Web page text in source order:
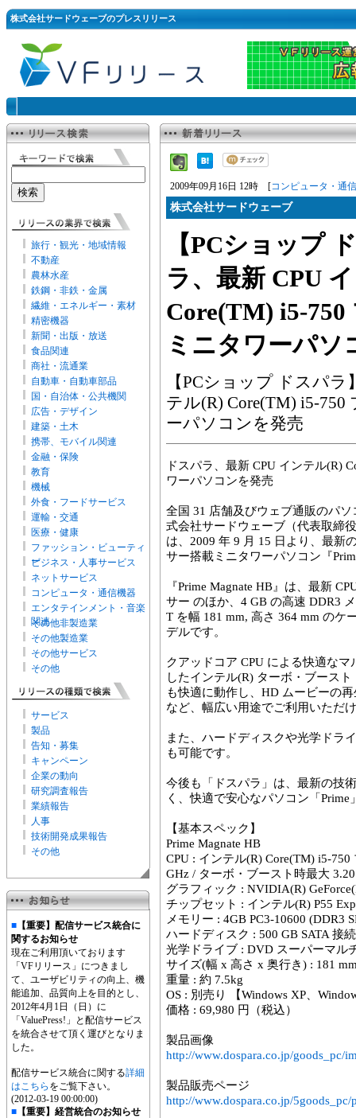
株式会社サードウェーブのプレスリリース
旅行・観光・地域情報
不動産
農林水産
鉄鋼・非鉄・金属
繊維・エネルギー・素材
精密機器
新聞・出版・放送
食品関連
商社・流通業
自動車・自動車部品
国・自治体・公共機関
広告・デザイン
建築・土木
携帯、モバイル関連
金融・保険
教育
機械
外食・フードサービス
運輸・交通
医療・健康
ファッション・ビューティ
ー
ビジネス・人事サービス
ネットサービス
コンピュータ・通信機器
エンタテインメント・音楽
関連
その他非製造業
その他製造業
その他サービス
その他
サービス
製品
告知・募集
キャンペーン
企業の動向
研究調査報告
業績報告
人事
技術開発成果報告
その他
■ 【重要】配信サービス統合に
関するお知らせ
現在ご利用頂いております
「VFリリース」につきまし
て、ユーザビリティの向上、機
能追加、品質向上を目的とし、
2012年4月1日（日）に
「ValuePress!」と配信サービス
を統合させて頂く運びとなりま
した。
配信サービス統合に関する詳細
はこちら をご覧下さい。
(2012-03-19 00:00:00)
■ 【重要】経営統合のお知らせ
2009年09月16日 12時 [コンピュータ・通
株式会社サードウェーブ
【PCショップ
ラ、最新 CPU
Core(TM) i5-
ミニタワーパソ
【PCショップ ドスパ
テル(R) Core(TM) i5-
ーパソコンを発売
ドスパラ、最新 CPU インテル(R)
ワーパソコンを発売
全国 31 店舗及びウェブ通販のパ
式会社サードウェーブ（代表取締
は、2009 年 9 月 15 日より、最新
サー搭載ミニタワーパソコン『
『Prime Magnate HB』は、最新
サー のほか、4 GB の高速 DDR3
T を幅 181 mm, 高さ 364 mm のケ
デルです。
クアッドコア CPU による快適な
したインテル(R) ターボ・ブース
も快適に動作し、HD ムービーの
など、幅広い用途でご利用いただ
また、ハードディスクや光学ドラ
も可能です。
今後も「ドスパラ」は、最新の技
く、快適で安心なパソコン「
【基本スペック】
Prime Magnate HB
CPU : インテル(R) Core(TM) i5-
GHz / ターボ・ブースト時最大
グラフィック : NVIDIA(R)
チップセット : インテル(R) P55
メモリー : 4GB PC3-10600 (DDR3
ハードディスク : 500 GB SATA 接続
光学ドライブ : DVD スーパーマル
サイズ(幅 x 高さ x 奥行き) : 181
重量 : 約 7.5kg
OS : 別売り 【Windows XP、
価格 : 69,980 円（税込）
製品画像
http://www.dospara.co.jp/goods_pc/
製品販売ページ
http://www.dospara.co.jp/